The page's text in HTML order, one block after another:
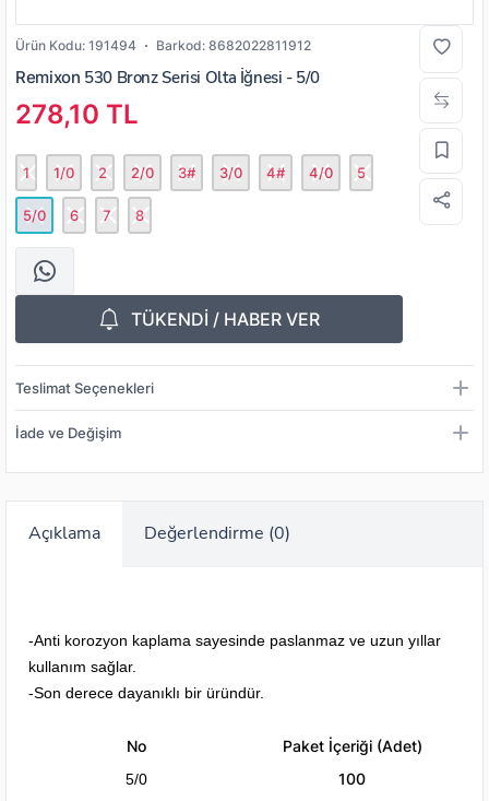
Ürün Kodu: 191494 Barkod: 8682022811912
Remixon 530 Bronz Serisi Olta İğnesi - 5/0
278,10 TL
1 1/0 2 2/0 3# 3/0 4# 4/0 5
5/0 6 7 8
TÜKENDİ / HABER VER
Teslimat Seçenekleri
İade ve Değişim
Açıklama Değerlendirme (0)
-Anti korozyon kaplama sayesinde paslanmaz ve uzun yıllar
kullanım sağlar.
-Son derece dayanıklı bir üründür.
No Paket İçeriği (Adet)
5/0
100